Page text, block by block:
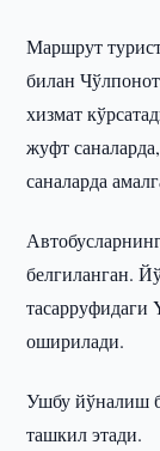
Маршрут
билан
хизмат
жуфт
саналарда
белгиланган.
тасарруфидаги
оширилади.
Ушбу йўналиш
ташкил этади.